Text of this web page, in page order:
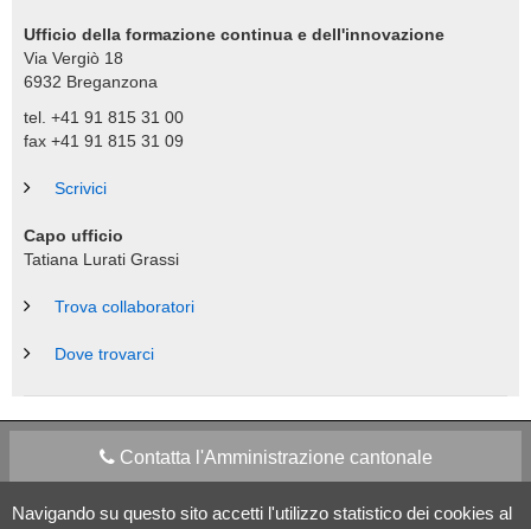
Navigando su questo sito accetti l'utilizzo statistico dei cookies al
Ufficio della formazione continua e dell'innovazione
Via Vergiò 18
6932 Breganzona
tel. +41 91 815 31 00
fax +41 91 815 31 09
Scrivici
Capo ufficio
Tatiana Lurati Grassi
Trova collaboratori
Dove trovarci
Contatta l'Amministrazione cantonale
Apps Mobile Social media